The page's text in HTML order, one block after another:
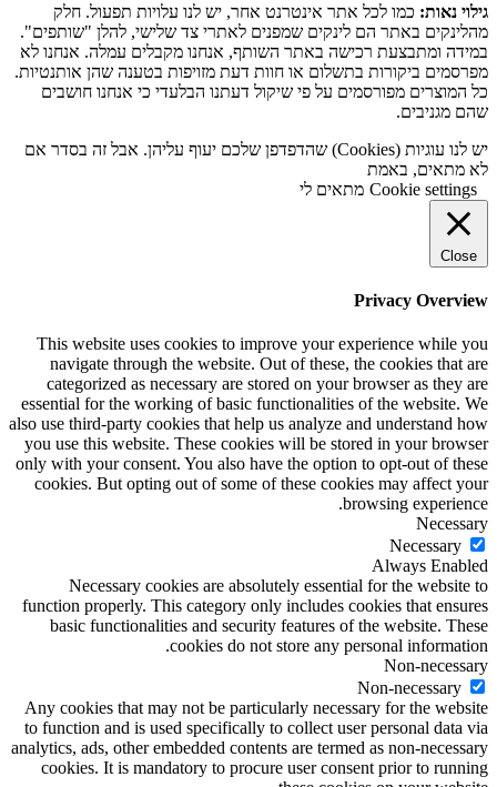
גילוי נאות: כמו לכל אתר אינטרנט אחר, יש לנו עלויות תפעול. חלק
מהלינקים באתר הם לינקים שמפנים לאתרי צד שלישי, להלן "שותפים".
במידה ומתבצעת רכישה באתר השותף, אנחנו מקבלים עמלה. אנחנו לא
מפרסמים ביקורות בתשלום או חוות דעת מזויפות בטענה שהן אותנטיות.
כל המוצרים מפורסמים על פי שיקול דעתנו הבלעדי כי אנחנו חושבים
שהם מגניבים.
יש לנו עוגיות (Cookies) שהדפדפן שלכם יעוף עליהן. אבל זה בסדר אם
לא מתאים, באמת
Cookie settings מתאים לי
Close
Privacy Overview
This website uses cookies to improve your experience while you
navigate through the website. Out of these, the cookies that are
categorized as necessary are stored on your browser as they are
essential for the working of basic functionalities of the website. We
also use third-party cookies that help us analyze and understand how
you use this website. These cookies will be stored in your browser
only with your consent. You also have the option to opt-out of these
cookies. But opting out of some of these cookies may affect your
browsing experience.
Necessary
Necessary
Always Enabled
Necessary cookies are absolutely essential for the website to
function properly. This category only includes cookies that ensures
basic functionalities and security features of the website. These
cookies do not store any personal information.
Non-necessary
Non-necessary
Any cookies that may not be particularly necessary for the website
to function and is used specifically to collect user personal data via
analytics, ads, other embedded contents are termed as non-necessary
cookies. It is mandatory to procure user consent prior to running